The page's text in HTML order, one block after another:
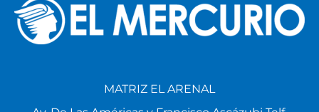
MATRIZ EL ARENAL